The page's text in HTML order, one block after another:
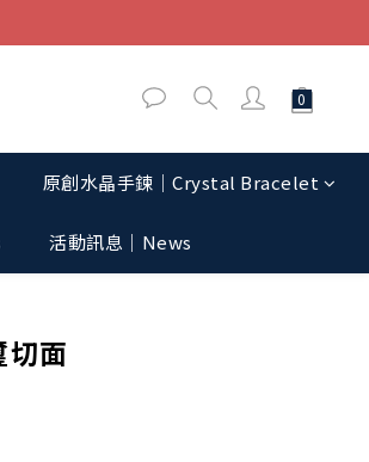
原創水晶手鍊│Crystal Bracelet
活動訊息│News
切面